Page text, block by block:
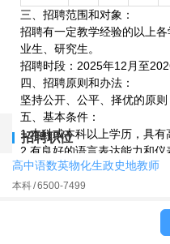
三、招聘范围和对象：
招聘有一定教学经验的以上
业生、研究生。
招聘时段：2025年12月至
四、招聘原则和办法：
坚持公开、公平、择优的原
五、基本条件：
1.本科或本科以上学历，具有
2.有良好的语言表达能力和仪
3.具备高中教学经验及班主任
六、薪酬福利：
2.基本工资，享受法定节假
3.享受学校每年安排免费的健
招聘职位
高中语数英物化生政史地教师
本科 6500-7499